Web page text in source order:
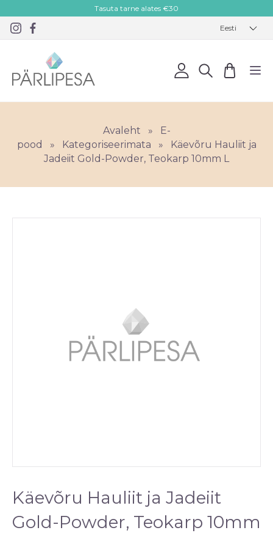
Tasuta tarne alates €30
Eesti
Avaleht »
E-
pood
» Kategoriseerimata »
Käevõru Hauliit ja
Jadeiit Gold-Powder, Teokarp 10mm L
Käevõru Hauliit ja Jadeiit
Gold-Powder, Teokarp 10mm